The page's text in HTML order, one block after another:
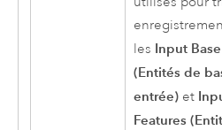
les Input
(Entités de
entrée)et
Features